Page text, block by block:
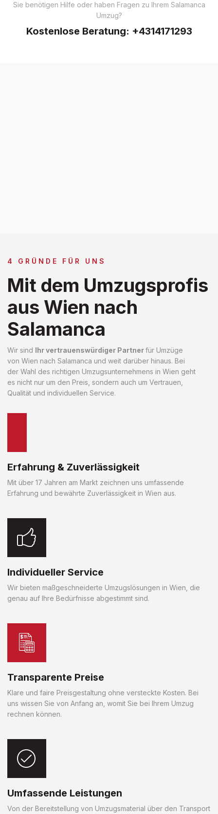
Sie benötigen Hilfe oder haben Fragen zu Ihrem Salamanca
Umzug?
Kostenlose Beratung: +4314171293
4 GRÜNDE FÜR UNS
Mit dem Umzugsprofis
aus Wien nach
Salamanca
Wir sind Ihr vertrauenswürdiger Partnerfür Umzüge
von Wien nach Salamanca und weit darüber hinaus. Bei
der Wahl des richtigen Umzugsunternehmens in Wien geht
es nicht nur um den Preis, sondern auch um Vertrauen,
Qualität und individuellen Service.
Erfahrung & Zuverlässigkeit
Mit über 17 Jahren am Markt zeichnen uns umfassende
Erfahrung und bewährte Zuverlässigkeit in Wien aus.
Individueller Service
Wir bieten maßgeschneiderte Umzugslösungen in Wien, die
genau auf Ihre Bedürfnisse abgestimmt sind.
Transparente Preise
Klare und faire Preisgestaltung ohne versteckte Kosten. Bei
uns wissen Sie von Anfang an, womit Sie bei Ihrem Umzug
rechnen können.
Umfassende Leistungen
Von der Bereitstellung von Umzugsmaterial über den Transport